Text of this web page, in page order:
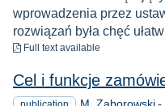
wprowadzenia przez
rozwiązań była chęć
Full text available
Cel i funkcje